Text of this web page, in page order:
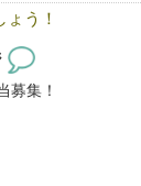
う！
募集！